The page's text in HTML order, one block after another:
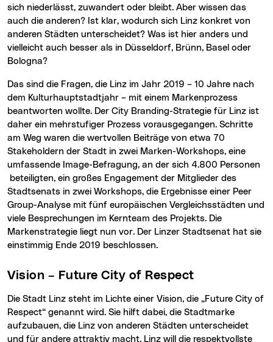
sich niederlässt, zuwandert oder bleibt. Aber wissen das
auch die anderen? Ist klar, wodurch sich Linz konkret von
anderen Städten unterscheidet? Was ist hier anders und
vielleicht auch besser als in Düsseldorf, Brünn, Basel oder
Bologna?
Das sind die Fragen, die Linz im Jahr 2019 – 10 Jahre nach
dem Kulturhauptstadtjahr – mit einem Markenprozess
beantworten wollte. Der City Branding-Strategie für Linz ist
daher ein mehrstufiger Prozess vorausgegangen. Schritte
am Weg waren die wertvollen Beiträge von etwa 70
Stakeholdern der Stadt in zwei Marken-Workshops, eine
umfassende Image-Befragung, an der sich 4.800 Personen
beteiligten, ein großes Engagement der Mitglieder des
Stadtsenats in zwei Workshops, die Ergebnisse einer Peer
Group-Analyse mit fünf europäischen Vergleichsstädten und
viele Besprechungen im Kernteam des Projekts. Die
Markenstrategie liegt nun vor. Der Linzer Stadtsenat hat sie
einstimmig Ende 2019 beschlossen.
Vision – Future City of Respect
Die Stadt Linz steht im Lichte einer Vision, die „Future City of
Respect“ genannt wird. Sie hilft dabei, die Stadtmarke
aufzubauen, die Linz von anderen Städten unterscheidet
und für andere attraktiv macht. Linz will die respektvollste